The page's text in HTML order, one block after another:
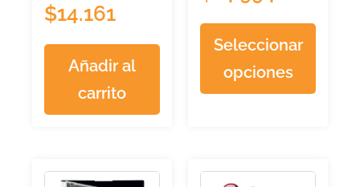
$14.161
Añadir al
carrito
Seleccionar
opciones